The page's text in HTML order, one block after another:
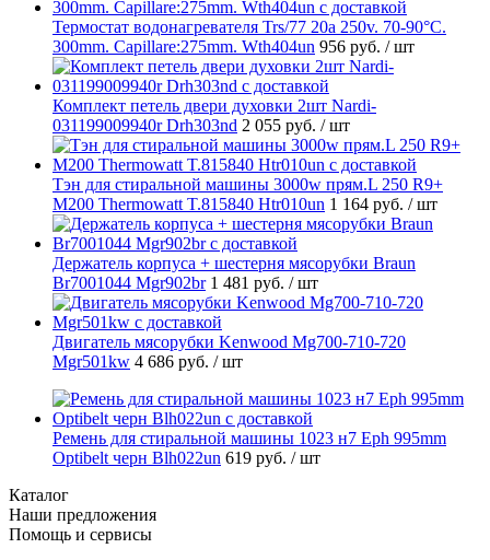
Термостат водонагревателя Trs/77 20a 250v. 70-90°C.
300mm. Capillare:275mm. Wth404un 956 руб. / шт
Комплект петель двери духовки 2шт Nardi-
031199009940r Drh303nd 2 055 руб. / шт
Тэн для стиральной машины 3000w прям.L 250 R9+
M200 Thermowatt T.815840 Htr010un 1 164 руб. / шт
Держатель корпуса + шестерня мясорубки Braun
Br7001044 Mgr902br 1 481 руб. / шт
Двигатель мясорубки Kenwood Mg700-710-720
Mgr501kw 4 686 руб. / шт
Ремень для стиральной машины 1023 н7 Eph 995mm
Optibelt черн Blh022un 619 руб. / шт
Каталог
Наши предложения
Помощь и сервисы